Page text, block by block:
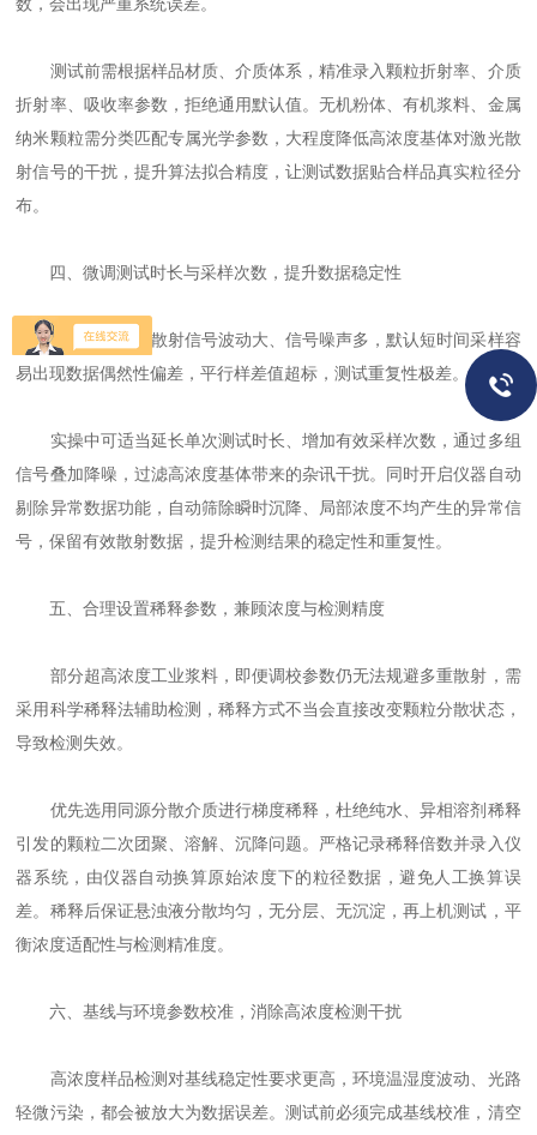
测试前需根据样品材质、介质体系，精准录入颗粒折射率、介质
折射率、吸收率参数，拒绝通用默认值。无机粉体、有机浆料、金属
纳米颗粒需分类匹配专属光学参数，大程度降低高浓度基体对激光散
射信号的干扰，提升算法拟合精度，让测试数据贴合样品真实粒径分
布。
四、微调测试时长与采样次数，提升数据稳定性
高浓度悬浊液散射信号波动大、信号噪声多，默认短时间采样容
易出现数据偶然性偏差，平行样差值超标，测试重复性极差。
实操中可适当延长单次测试时长、增加有效采样次数，通过多组
信号叠加降噪，过滤高浓度基体带来的杂讯干扰。同时开启仪器自动
剔除异常数据功能，自动筛除瞬时沉降、局部浓度不均产生的异常信
号，保留有效散射数据，提升检测结果的稳定性和重复性。
五、合理设置稀释参数，兼顾浓度与检测精度
部分超高浓度工业浆料，即便调校参数仍无法规避多重散射，需
采用科学稀释法辅助检测，稀释方式不当会直接改变颗粒分散状态，
导致检测失效。
优先选用同源分散介质进行梯度稀释，杜绝纯水、异相溶剂稀释
引发的颗粒二次团聚、溶解、沉降问题。严格记录稀释倍数并录入仪
器系统，由仪器自动换算原始浓度下的粒径数据，避免人工换算误
差。稀释后保证悬浊液分散均匀，无分层、无沉淀，再上机测试，平
衡浓度适配性与检测精准度。
六、基线与环境参数校准，消除高浓度检测干扰
高浓度样品检测对基线稳定性要求更高，环境温湿度波动、光路
轻微污染，都会被放大为数据误差。测试前必须完成基线校准，清空